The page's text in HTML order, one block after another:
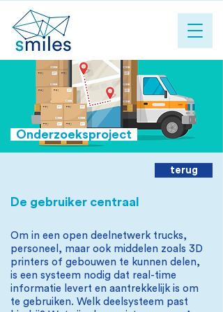
Onderzoeksproject
terug
De gebruiker centraal
Om in een open deelnetwerk trucks,
personeel, maar ook middelen zoals 3D
printers of gebouwen te kunnen delen,
is een systeem nodig dat real-time
informatie levert en aantrekkelijk is om
te gebruiken. Welk deelsysteem past